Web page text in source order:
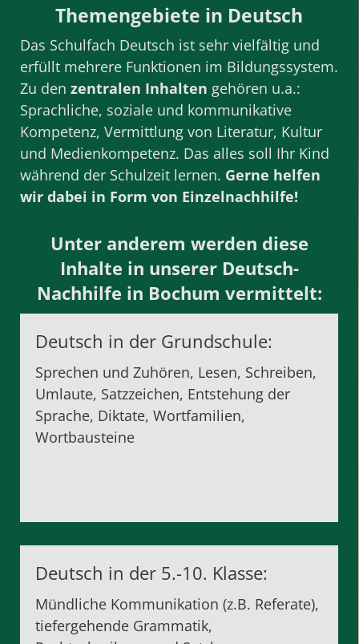
Themengebiete in Deutsch
Das Schulfach Deutsch ist sehr vielfältig und
erfüllt mehrere Funktionen im Bildungssystem.
Zu den zentralen Inhalten gehören u.a.:
Sprachliche, soziale und kommunikative
Kompetenz, Vermittlung von Literatur, Kultur
und Medienkompetenz. Das alles soll Ihr Kind
während der Schulzeit lernen. Gerne helfen
wir dabei in Form von Einzelnachhilfe!
Unter anderem werden diese
Inhalte in unserer Deutsch-
Nachhilfe in Bochum vermittelt:
Deutsch in der Grundschule:
Sprechen und Zuhören, Lesen, Schreiben,
Umlaute, Satzzeichen, Entstehung der
Sprache, Diktate, Wortfamilien,
Wortbausteine
Deutsch in der 5.-10. Klasse:
Mündliche Kommunikation (z.B. Referate),
tiefergehende Grammatik,